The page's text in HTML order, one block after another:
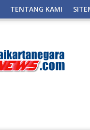
TENTANG KAMI